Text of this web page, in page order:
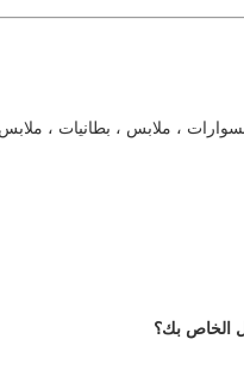
، ملابس ، بطانيات ،